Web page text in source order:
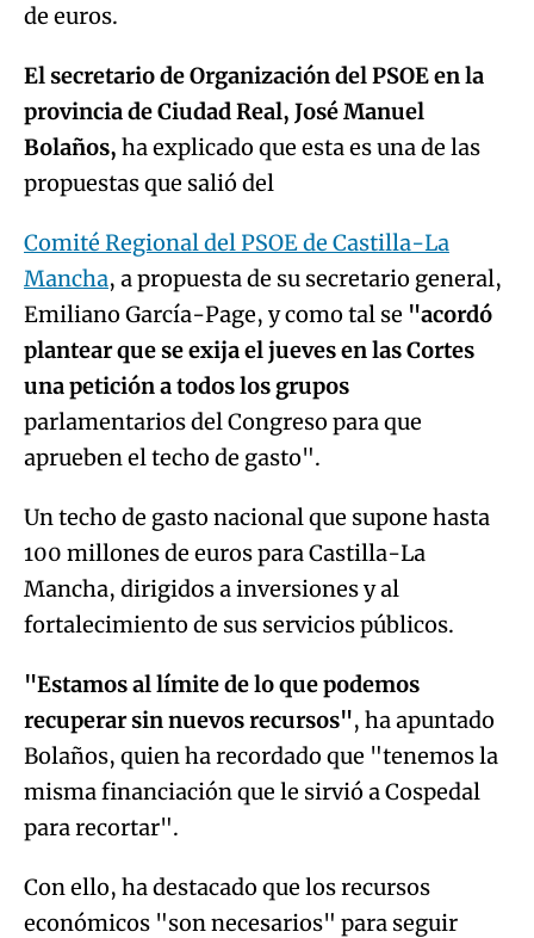
de euros.
El secretario de Organización del PSOE en la
provincia de Ciudad Real, José Manuel
Bolaños, ha explicado que esta es una de las
propuestas que salió del
Comité Regional del PSOE de Castilla-La
Mancha, a propuesta de su secretario general,
Emiliano García-Page, y como tal se "acordó
plantear que se exija el jueves en las Cortes
una petición a todos los grupos
parlamentarios del Congreso para que
aprueben el techo de gasto".
Un techo de gasto nacional que supone hasta
100 millones de euros para Castilla-La
Mancha, dirigidos a inversiones y al
fortalecimiento de sus servicios públicos.
"Estamos al límite de lo que podemos
recuperar sin nuevos recursos", ha apuntado
Bolaños, quien ha recordado que "tenemos la
misma financiación que le sirvió a Cospedal
para recortar".
Con ello, ha destacado que los recursos
económicos "son necesarios" para seguir